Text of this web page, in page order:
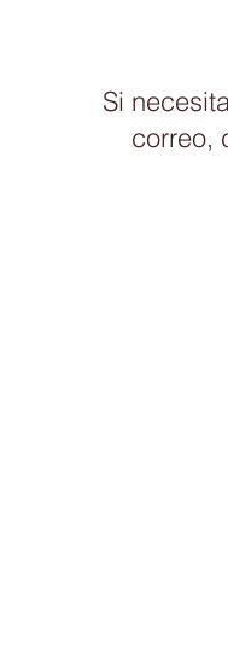
Si
correo,